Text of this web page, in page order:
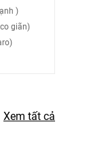
)
giãn)
Xem tất cả